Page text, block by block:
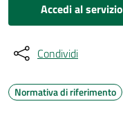
Accedi al servizio
Condividi
Normativa di riferimento